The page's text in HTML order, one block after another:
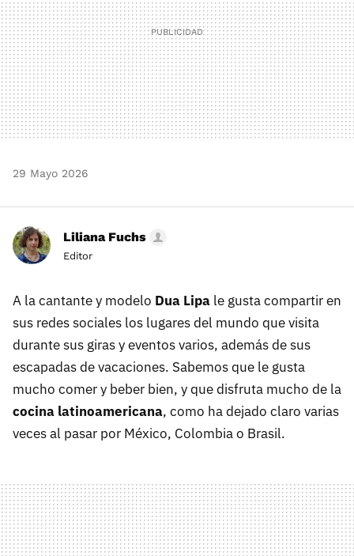
29 Mayo 2026
Liliana Fuchs
Editor
A la cantante y modelo Dua Lipa le gusta compartir en
sus redes sociales los lugares del mundo que visita
durante sus giras y eventos varios, además de sus
escapadas de vacaciones. Sabemos que le gusta
mucho comer y beber bien, y que disfruta mucho de la
cocina latinoamericana, como ha dejado claro varias
veces al pasar por México, Colombia o Brasil.